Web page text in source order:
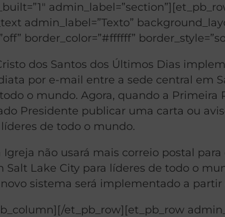
admin_label=”Texto”
border_color=”#ffffff”
dos Santos dos Últimos Dias
por e-mail entre a sede central em
o mundo. Agora, quando a Primeira
Presidente publicar uma carta ou
de todo o mundo.
não usará mais correio postal
Salt Lake City para líderes de todo o
sistema será implementado a partir
et_pb_row][et_pb_row